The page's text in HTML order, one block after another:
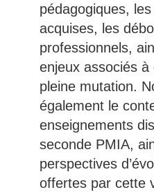
pédagogiques,
acquises, les
professionnels,
enjeux associés
pleine mutation.
également le
enseignements
seconde PMIA,
perspectives
offertes par cette